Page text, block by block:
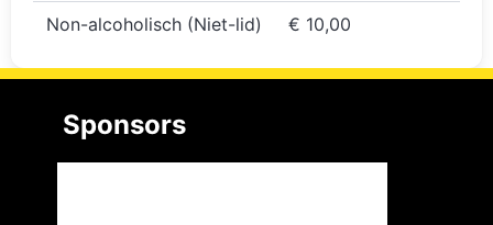
Non-alcoholisch (Niet-lid) € 10,00
Sponsors